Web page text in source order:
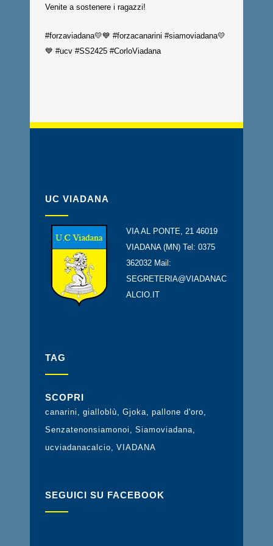
Venite a sostenere i ragazzi!
#forzaviadana💛💙 #forzacanarini #siamoviadana💛
💙 #ucv #SS2425 #CorloViadana
UC VIADANA
VIA AL PONTE, 21 46019
VIADANA (MN) Tel: 0375
362032 Mail:
SEGRETERIA@VIADANAC
ALCIO.IT
TAG
SCOPRI
canarini gialloblù Gjoka pallone d'oro
Senzatenonsiamonoi
Siamoviadana
ucviadanacalcio
VIADANA
SEGUICI SU FACEBOOK